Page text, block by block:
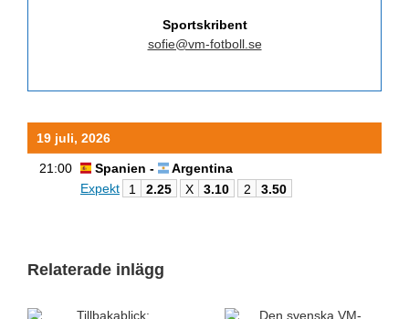
Sportskribent
sofie@vm-fotboll.se
19 juli, 2026
21:00 Spanien -
Argentina
Expekt
1 2.25 X 3.10 2 3.50
Relaterade inlägg